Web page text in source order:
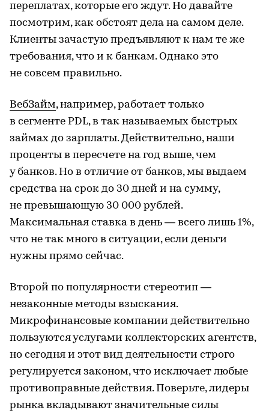
переплатах, которые его ждут. Но давайте
посмотрим, как обстоят дела на самом деле.
Клиенты зачастую предъявляют к нам те же
требования, что и к банкам. Однако это
не совсем правильно.
ВебЗайм, например, работает только
в сегменте PDL, в так называемых быстрых
займах до зарплаты. Действительно, наши
проценты в пересчете на год выше, чем
у банков. Но в отличие от банков, мы выдаем
средства на срок до 30 дней и на сумму,
не превышающую 30 000 рублей.
Максимальная ставка в день — всего лишь 1%,
что не так много в ситуации, если деньги
нужны прямо сейчас.
Второй по популярности стереотип —
незаконные методы взыскания.
Микрофинансовые компании действительно
пользуются услугами коллекторских агентств,
но сегодня и этот вид деятельности строго
регулируется законом, что исключает любые
противоправные действия. Поверьте, лидеры
рынка вкладывают значительные силы